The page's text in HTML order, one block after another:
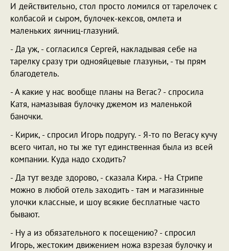
И действительно, стол просто ломился от тарелочек с
колбасой и сыром, булочек-кексов, омлета и
маленьких яичниц-глазуний.
- Да уж, - согласился Сергей, накладывая себе на
тарелку сразу три однояйцевые глазуньи, - ты прям
благодетель.
- А какие у нас вообще планы на Вегас? - спросила
Катя, намазывая булочку джемом из маленькой
баночки.
- Кирик, - спросил Игорь подругу. - Я-то по Вегасу кучу
всего читал, но ты же тут единственная была из всей
компании. Куда надо сходить?
- Да тут везде здорово, - сказала Кира. - На Стрипе
можно в любой отель заходить - там и магазинные
улочки классные, и шоу всякие бесплатные часто
бывают.
- Ну а из обязательного к посещению? - спросил
Игорь, жестоким движением ножа взрезая булочку и